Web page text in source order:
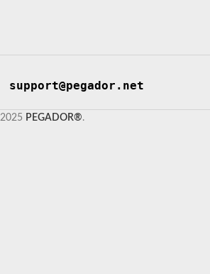
support@pegador.net
2025 PEGADOR®.